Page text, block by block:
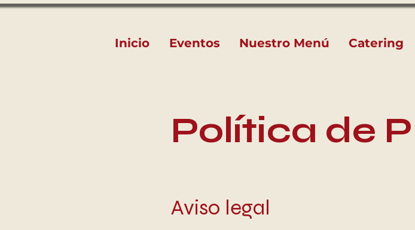
Inicio Eventos Nuestro Menú Catering
Política de
Aviso legal